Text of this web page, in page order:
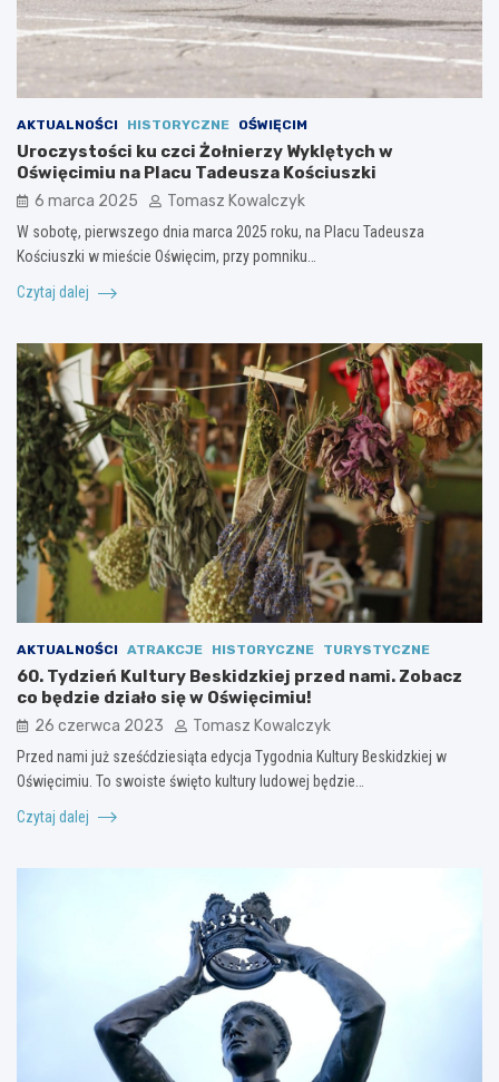
AKTUALNOŚCI HISTORYCZNE OŚWIĘCIM
Uroczystości ku czci Żołnierzy Wyklętych w
Oświęcimiu na Placu Tadeusza Kościuszki
6 marca 2025 Tomasz Kowalczyk
W sobotę, pierwszego dnia marca 2025 roku, na Placu Tadeusza
Kościuszki w mieście Oświęcim, przy pomniku…
Czytaj dalej
AKTUALNOŚCI ATRAKCJE HISTORYCZNE TURYSTYCZNE
60. Tydzień Kultury Beskidzkiej przed nami. Zobacz
co będzie działo się w Oświęcimiu!
26 czerwca 2023 Tomasz Kowalczyk
Przed nami już sześćdziesiąta edycja Tygodnia Kultury Beskidzkiej w
Oświęcimiu. To swoiste święto kultury ludowej będzie…
Czytaj dalej